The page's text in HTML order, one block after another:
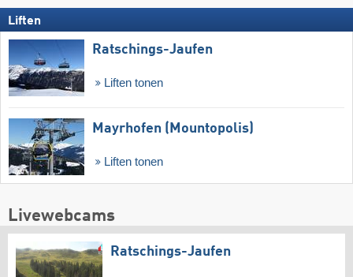
Liften
Ratschings-Jaufen
Liften tonen
Mayrhofen (Mountopolis)
Liften tonen
Livewebcams
Ratschings-Jaufen